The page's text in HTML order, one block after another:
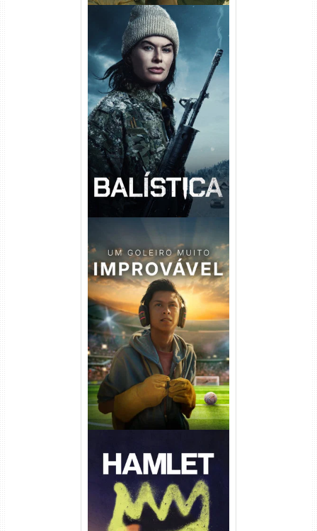
Balística Torrent (2025) WEB-
DL 1080p Dual Áudio
Um Goleiro Muito Improvável
Torrent (2026) WEB-DL 1080p
Dual Áudio